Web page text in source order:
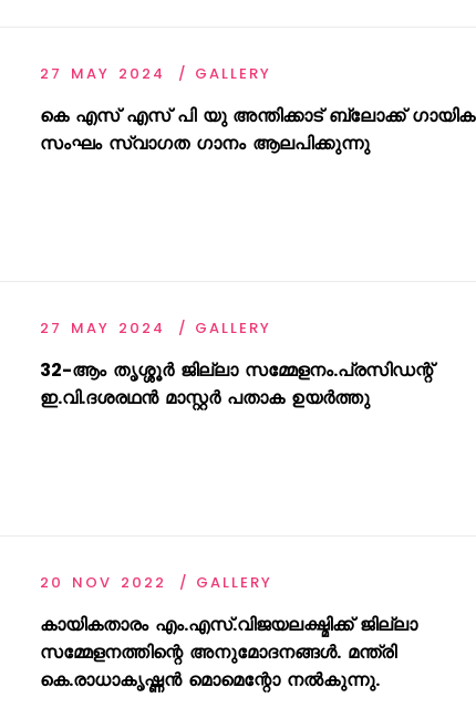
27 MAY 2024 GALLERY
കെ എസ് എസ് പി യു അന്തിക്കാട് ബ്ലോക്ക് ഗായിക
സംഘം സ്വാഗത ഗാനം ആലപിക്കുന്നു
27 MAY 2024 GALLERY
32-ആം തൃശ്ശൂർ ജില്ലാ സമ്മേളനം.പ്രസിഡന്റ്
ഇ.വി.ദശരഥൻ മാസ്റ്റർ പതാക ഉയർത്തു
20 NOV 2022 GALLERY
കായികതാരം എം.എസ്.വിജയലക്ഷ്മിക്ക് ജില്ലാ
സമ്മേളനത്തിന്റെ അനുമോദനങ്ങൾ. മന്ത്രി
കെ.രാധാകൃഷ്ണൻ മൊമെന്റോ നൽകുന്നു.